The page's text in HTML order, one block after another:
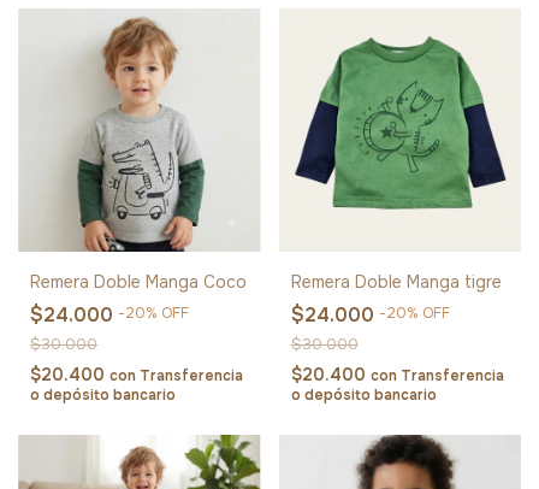
Remera Doble Manga Coco
$24.000 -20% OFF
$30.000
$20.400 con Transferencia
o depósito bancario
Remera Doble Manga tigre
$24.000 -20% OFF
$30.000
$20.400 con Transferencia
o depósito bancario